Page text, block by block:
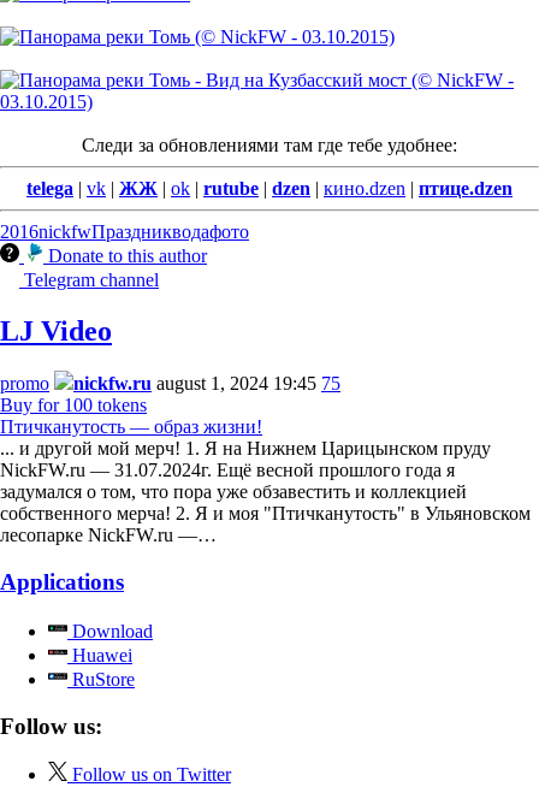
Следи за обновлениями там где тебе удобнее:
telega | vk | ЖЖ | ok | rutube | dzen | кино.dzen | птице.dzen
2016nickfwПраздникводафото
Donate to this author
Telegram channel
LJ Video
promo nickfw.ru august 1, 2024 19:45 75
Buy for 100 tokens
Птичканутость — образ жизни!
... и другой мой мерч! 1. Я на Нижнем Царицынском пруду
NickFW.ru — 31.07.2024г. Ещё весной прошлого года я
задумался о том, что пора уже обзавестить и коллекцией
собственного мерча! 2. Я и моя "Птичканутость" в Ульяновском
лесопарке NickFW.ru —…
Applications
Download
Huawei
RuStore
Follow us:
Follow us on Twitter